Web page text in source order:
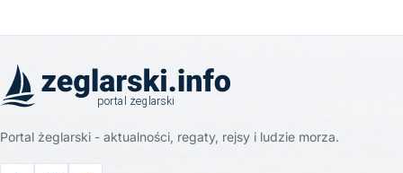
Portal żeglarski - aktualności, regaty, rejsy i ludzie morza.